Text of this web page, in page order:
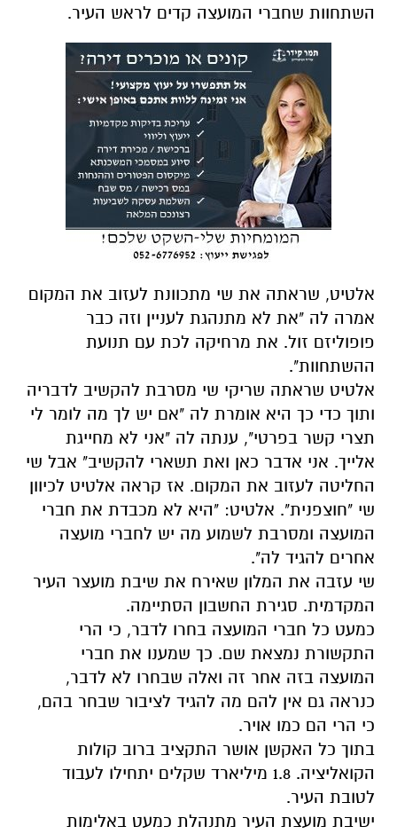
השתחוות שחברי המועצה קדים לראש העיר.
אלטיט, שראתה את שי מתכוונת לעזוב את המקום
אמרה לה "את לא מתנהגת לעניין וזה כבר
פופוליזם זול. את מרחיקה לכת עם תנועת
ההשתחוות".
אלטיט שראתה שריקי שי מסרבת להקשיב לדבריה
ותוך כדי כך היא אומרת לה "אם יש לך מה לומר לי
תצרי קשר בפרטי", ענתה לה "אני לא מחייגת
אלייך. אני אדבר כאן ואת תשארי להקשיב" אבל שי
החליטה לעזוב את המקום. אז קראה אלטיט לכיוון
שי "חוצפנית". אלטיט: "היא לא מכבדת את חברי
המועצה ומסרבת לשמוע מה יש לחברי מועצה
אחרים להגיד לה".
שי עזבה את המלון שאירח את שיבת מועצר העיר
המקדמית. סגירת החשבון הסתיימה.
כמעט כל חברי המועצה בחרו לדבר, כי הרי
התקשורת נמצאת שם. כך שמענו את חברי
המועצה בזה אחר זה ואלה שבחרו לא לדבר,
כנראה גם אין להם מה להגיד לציבור שבחר בהם,
כי הרי הם כמו אויר.
בתוך כל האקשן אושר התקציב ברוב קולות
הקואליציה. 1.8 מיליארד שקלים יתחילו לעבוד
לטובת העיר.
ישיבת מועצת העיר מתנהלת כמעט באלימות